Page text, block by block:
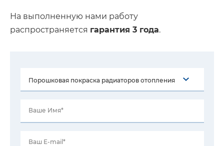
На выполненную нами работу
распространяется гарантия 3 года.
Ваше Имя*
Ваш E-mail*